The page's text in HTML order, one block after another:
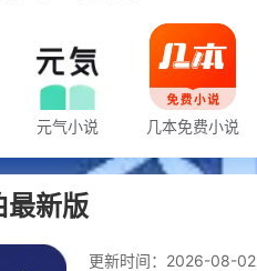
元气小说 几本免费小说
最新版
更新时间： 2026-08-02